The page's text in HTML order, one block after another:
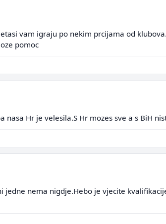
vam igraju po nekim prcijama od
pomoc
Hr je velesila.S Hr mozes sve a s BiH
nema nigdje.Hebo je vjecite